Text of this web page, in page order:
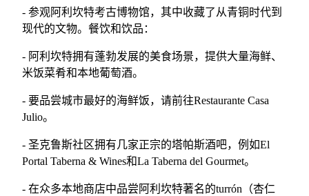
- 参观阿利坎特考古博物馆，其中收藏了从青铜时代到
现代的文物。餐饮和饮品：
- 阿利坎特拥有蓬勃发展的美食场景，提供大量海鲜、
米饭菜肴和本地葡萄酒。
- 要品尝城市最好的海鲜饭，请前往Restaurante Casa
Julio。
- 圣克鲁斯社区拥有几家正宗的塔帕斯酒吧，例如El
Portal Taberna & Wines和La Taberna del Gourmet。
- 在众多本地商店中品尝阿利坎特著名的turrón（杏仁